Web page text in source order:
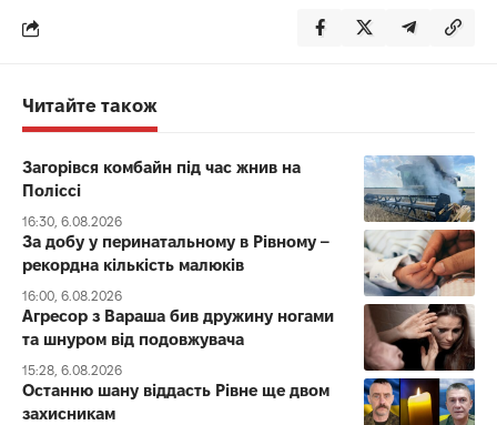
Читайте також
Загорівся комбайн під час жнив на
Поліссі
16:30, 6.08.2026
За добу у перинатальному в Рівному –
рекордна кількість малюків
16:00, 6.08.2026
Агресор з Вараша бив дружину ногами
та шнуром від подовжувача
15:28, 6.08.2026
Останню шану віддасть Рівне ще двом
захисникам